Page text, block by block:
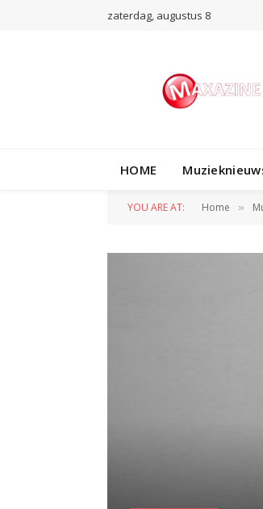
zaterdag, augustus 8
HOME
YOU ARE AT: Home »